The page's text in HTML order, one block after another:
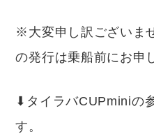
※大変申し訳ございま
の発行は乗船前にお申
⬇︎タイラバCUPminiの
す。 （色は